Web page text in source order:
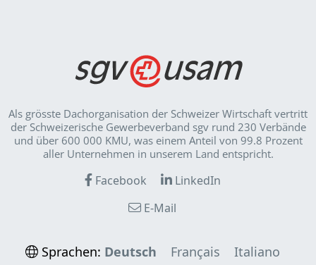
Als grösste Dachorganisation der Schweizer Wirt­schaft vertritt
der Schweizerische Gewerbeverband sgv rund 230 Verbände
und über 600 000 KMU, was einem Anteil von 99.8 Prozent
aller Unternehmen in unserem Land entspricht.
Facebook
LinkedIn
E-Mail
Sprachen: Deutsch Français
Italiano